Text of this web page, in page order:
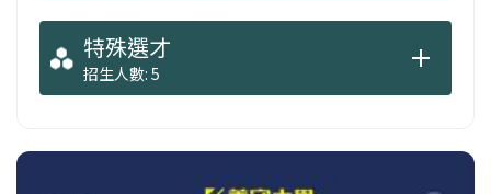
特殊選才
招生人數: 5